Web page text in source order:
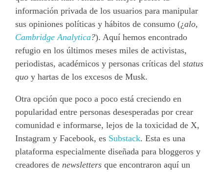
información privada de los usuarios para manipular
sus opiniones políticas y hábitos de consumo (¿alo,
Cambridge Analytica?). Aquí hemos encontrado
refugio en los últimos meses miles de activistas,
periodistas, académicos y personas críticas delstatus
quo y hartas de los excesos de Musk.
Otra opción que poco a poco está creciendo en
popularidad entre personas desesperadas por crear
comunidad e informarse, lejos de la toxicidad de X,
Instagram y Facebook, es Substack. Esta es una
plataforma especialmente diseñada para bloggeros y
creadores de newslettersque encontraron aquí un